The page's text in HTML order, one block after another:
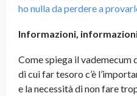
ho nulla da perdere a
Informazioni,
Come spiega il vademecum
di cui far tesoro c’è
e la necessità di non fare